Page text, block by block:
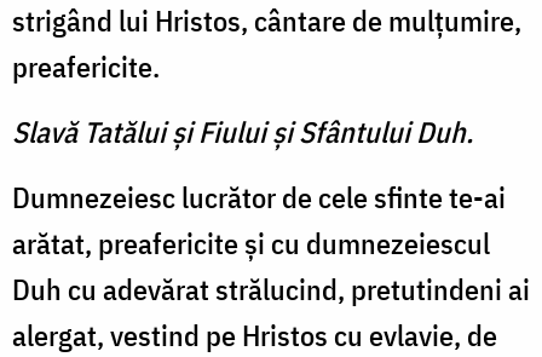
strigând lui Hristos, cântare de mulţumire,
preafericite.
Slavă Tatălui şi Fiului şi Sfântului Duh.
Dumnezeiesc lucrător de cele sfinte te-ai
arătat, preafericite şi cu dumnezeiescul
Duh cu adevărat strălucind, pretutindeni ai
alergat, vestind pe Hristos cu evlavie, de